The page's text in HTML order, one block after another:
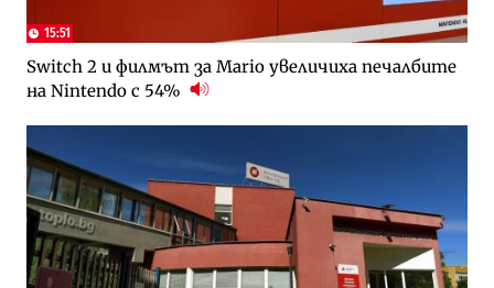
15:51
Switch 2 и филмът за Mario увеличиха печалбите
на Nintendo с 54%